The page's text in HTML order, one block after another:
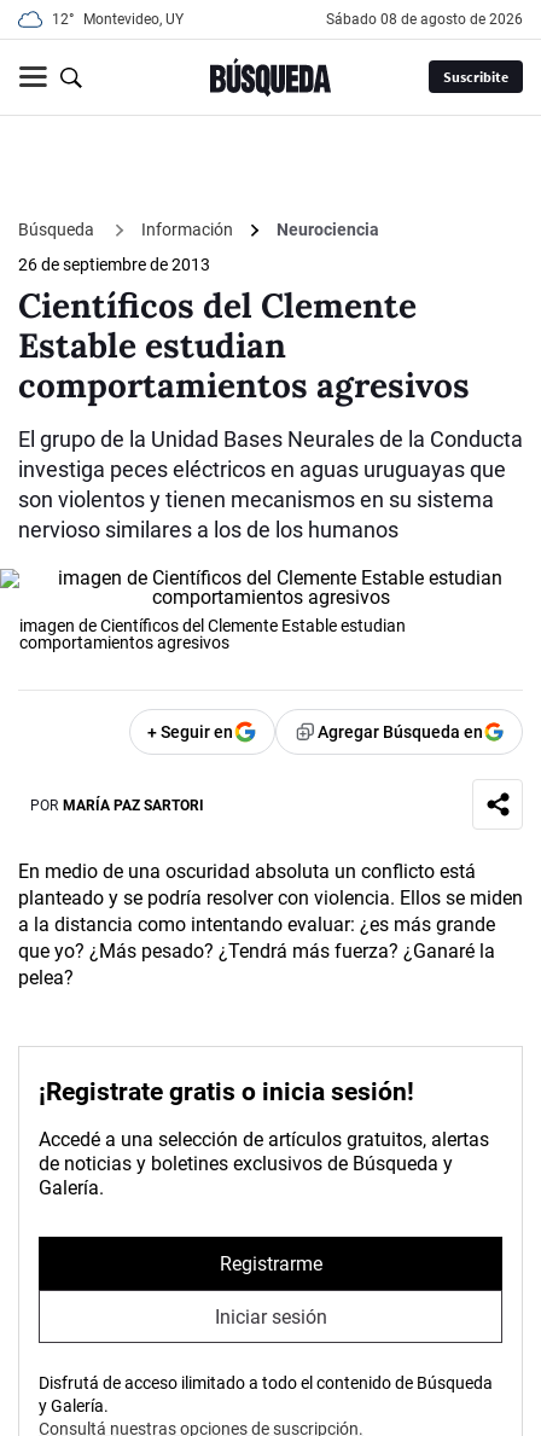
12° Montevideo, UY sábado 08 de agosto de 2026
Suscribite
Búsqueda Información
Neurociencia
26 de septiembre de 2013
Científicos del Clemente
Estable estudian
comportamientos agresivos
El grupo de la Unidad Bases Neurales de la Conducta
investiga peces eléctricos en aguas uruguayas que
son violentos y tienen mecanismos en su sistema
nervioso similares a los de los humanos
imagen de Científicos del Clemente Estable estudian
comportamientos agresivos
+ Seguir en Agregar Búsqueda en
POR MARÍA PAZ SARTORI
En medio de una oscuridad absoluta un conflicto está
planteado y se podría resolver con violencia. Ellos se miden
a la distancia como intentando evaluar: ¿es más grande
que yo? ¿Más pesado? ¿Tendrá más fuerza? ¿Ganaré la
pelea?
¡Registrate gratis o inicia sesión!
Accedé a una selección de artículos gratuitos, alertas
de noticias y boletines exclusivos de Búsqueda y
Galería.
Registrarme
Iniciar sesión
Disfrutá de acceso ilimitado a todo el contenido de Búsqueda
y Galería.
Consultá nuestras opciones de suscripción.